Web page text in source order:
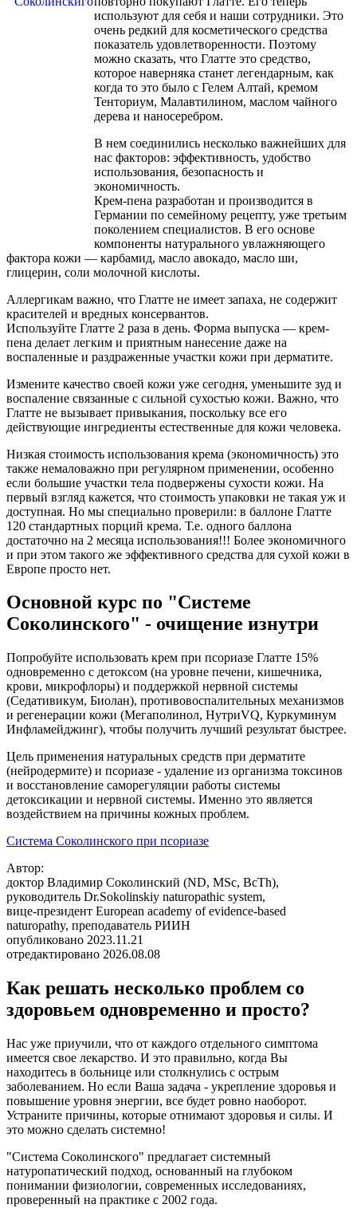
используют для себя и наши сотрудники. Это
очень редкий для косметического средства
показатель удовлетворенности. Поэтому
можно сказать, что Глатте это средство,
которое наверняка станет легендарным, как
когда то это было с Гелем Алтай, кремом
Тенториум, Малавтилином, маслом чайного
дерева и наносеребром.
В нем соединились несколько важнейших для
нас факторов: эффективность, удобство
использования, безопасность и
экономичность.
Крем-пена разработан и производится в
Германии по семейному рецепту, уже третьим
поколением специалистов. В его основе
компоненты натурального увлажняющего
фактора кожи — карбамид, масло авокадо, масло ши,
глицерин, соли молочной кислоты.
Аллергикам важно, что Глатте не имеет запаха, не содержит
красителей и вредных консервантов.
Используйте Глатте 2 раза в день. Форма выпуска — крем-
пена делает легким и приятным нанесение даже на
воспаленные и раздраженные участки кожи при дерматите.
Измените качество своей кожи уже сегодня, уменьшите зуд и
воспаление связанные с сильной сухостью кожи. Важно, что
Глатте не вызывает привыкания, поскольку все его
действующие ингредиенты естественные для кожи человека.
Низкая стоимость использования крема (экономичность) это
также немаловажно при регулярном применении, особенно
если большие участки тела подвержены сухости кожи. На
первый взгляд кажется, что стоимость упаковки не такая уж и
доступная. Но мы специально проверили: в баллоне Глатте
120 стандартных порций крема. Т.е. одного баллона
достаточно на 2 месяца использования!!! Более экономичного
и при этом такого же эффективного средства для сухой кожи в
Европе просто нет.
Основной курс по "Системе
Соколинского" - очищение изнутри
Попробуйте использовать крем при псориазе Глатте 15%
одновременно с детоксом (на уровне печени, кишечника,
крови, микрофлоры) и поддержкой нервной системы
(Седативикум, Биолан), противовоспалительных механизмов
и регенерации кожи (Мегаполинол, НутриVQ, Куркуминум
Инфламейджинг), чтобы получить лучший результат быстрее.
Цель применения натуральных средств при дерматите
(нейродермите) и псориазе - удаление из организма токсинов
и восстановление саморегуляции работы системы
детоксикации и нервной системы. Именно это является
воздействием на причины кожных проблем.
Система Соколинского при псориазе
Автор:
доктор Владимир Соколинский (ND, MSc, BcTh),
руководитель Dr.Sokolinskiy naturopathic system,
вице-президент European academy of evidence-based
naturopathy, преподаватель РИИН
опубликовано 2023.11.21
отредактировано 2026.08.08
Как решать несколько проблем со
здоровьем одновременно и просто?
Нас уже приучили, что от каждого отдельного симптома
имеется свое лекарство. И это правильно, когда Вы
находитесь в больнице или столкнулись с острым
заболеванием. Но если Ваша задача - укрепление здоровья и
повышение уровня энергии, все будет ровно наоборот.
Устраните причины, которые отнимают здоровья и силы. И
это можно сделать системно!
"Система Соколинского" предлагает системный
натуропатический подход, основанный на глубоком
понимании физиологии, современных исследованиях,
проверенный на практике с 2002 года.